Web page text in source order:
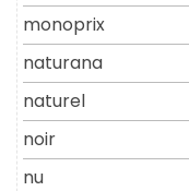
monoprix
naturana
naturel
noir
nu